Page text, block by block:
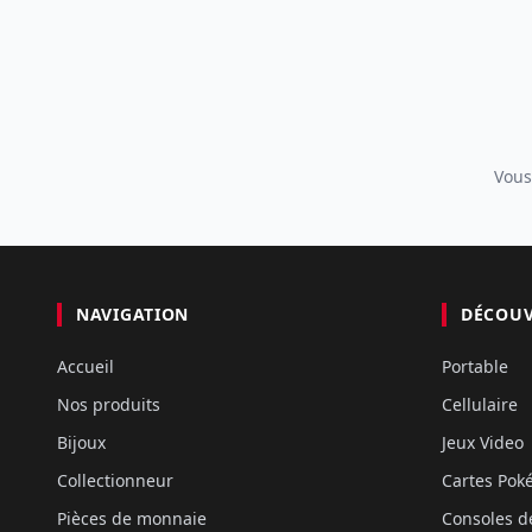
NAVIGATION
Accueil
Nos produits
Bijoux
Collectionneur
Pièces de monnaie
Portable
Cellulaire
Jeux Video
Cartes
Consoles